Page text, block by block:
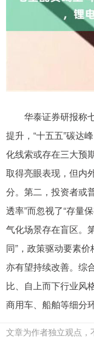
华泰证券研报称七
提升，“十五五”碳达
化线索或存在三大预
取得亮眼表现，但内
分。第二，投资者或
透率”而忽视了“存量
气化场景存在盲区。
同”，政策驱动要素
亦有望持续改善。综
比、自上而下行业风
商用车、船舶等细分
文章为作者独立观点